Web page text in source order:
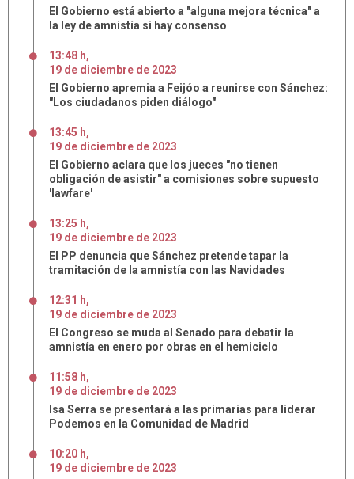
El Gobierno está abierto a "alguna mejora técnica" a
la ley de amnistía si hay consenso
13:48 h,
19 de diciembre de 2023
El Gobierno apremia a Feijóo a reunirse con Sánchez:
"Los ciudadanos piden diálogo"
13:45 h,
19 de diciembre de 2023
El Gobierno aclara que los jueces "no tienen
obligación de asistir" a comisiones sobre supuesto
'lawfare'
13:25 h,
19 de diciembre de 2023
El PP denuncia que Sánchez pretende tapar la
tramitación de la amnistía con las Navidades
12:31 h,
19 de diciembre de 2023
El Congreso se muda al Senado para debatir la
amnistía en enero por obras en el hemiciclo
11:58 h,
19 de diciembre de 2023
Isa Serra se presentará a las primarias para liderar
Podemos en la Comunidad de Madrid
10:20 h,
19 de diciembre de 2023